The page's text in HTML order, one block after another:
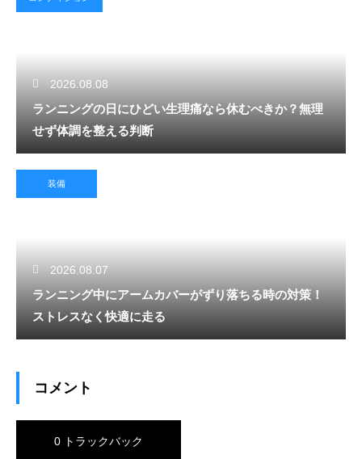
2026.08.08
ランニングの日にひどい生理痛なら休むべきか？無理
せず体調を整える判断
装備
2026.08.07
ランニング中にアームカバーがずり落ちる時の対策！
ストレスなく快適に走る
コメント
0 トラックバック